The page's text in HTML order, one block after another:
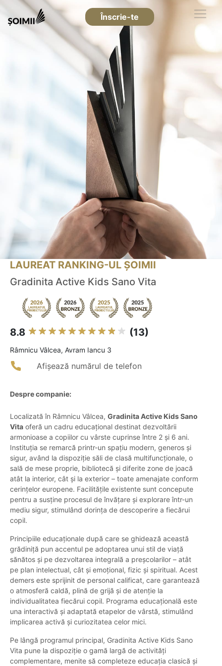
Înscrie-te
LAUREAT RANKING-UL ȘOIMII
Gradinita Active Kids Sano Vita
8.8 (13)
Râmnicu Vâlcea, Avram Iancu 3
Afișează numărul de telefon
Despre companie:
Localizată în Râmnicu Vâlcea, Gradinita Active Kids Sano
Vita oferă un cadru educațional destinat dezvoltării
armonioase a copiilor cu vârste cuprinse între 2 și 6 ani.
Instituția se remarcă printr-un spațiu modern, generos și
sigur, având la dispoziție săli de clasă multifuncționale, o
sală de mese proprie, bibliotecă și diferite zone de joacă
atât la interior, cât și la exterior – toate amenajate conform
cerințelor europene. Facilitățile existente sunt concepute
pentru a susține procesul de învățare și explorare într-un
mediu sigur, stimulând dorința de descoperire a fiecărui
copil.
Principiile educaționale după care se ghidează această
grădiniță pun accentul pe adoptarea unui stil de viață
sănătos și pe dezvoltarea integrală a preșcolarilor – atât
pe plan intelectual, cât și emoțional, fizic și spiritual. Acest
demers este sprijinit de personal calificat, care garantează
o atmosferă caldă, plină de grijă și de atenție la
individualitatea fiecărui copil. Programa educațională este
una interactivă și adaptată etapelor de vârstă, stimulând
implicarea activă și curiozitatea celor mici.
Pe lângă programul principal, Gradinita Active Kids Sano
Vita pune la dispoziție o gamă largă de activități
complementare, menite să completeze educația clasică și